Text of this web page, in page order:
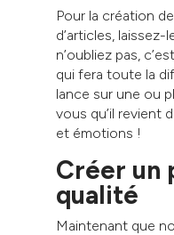
Pour la création
d’articles, laissez-
n’oubliez pas,
qui fera toute la
lance sur une ou
vous qu’il revient
et émotions !
Créer un
qualité
Maintenant que